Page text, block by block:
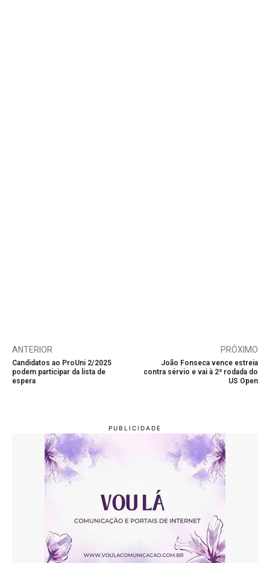
ANTERIOR
Candidatos ao ProUni 2/2025
podem participar da lista de
espera
PRÓXIMO
João Fonseca vence estreia
contra sérvio e vai à 2ª rodada do
US Open